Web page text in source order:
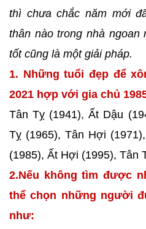
thì chưa chắc năm mới
thân nào trong nhà ngoan
tốt cũng là một giải pháp.
1. Những tuổi đẹp để
2021 hợp với gia chủ
Tân Tỵ (1941), Ất Dậu
Tỵ (1965), Tân Hợi
(1985), Ất Hợi (1995), Tân
2.Nếu không tìm được
thể chọn những người
như: